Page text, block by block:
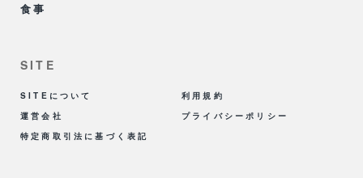
食事
SITE
SITEについて
利用規約
運営会社
プライバシーポリシー
特定商取引法に基づく表記